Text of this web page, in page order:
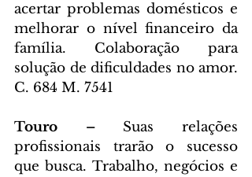
acertar problemas domésticos e
melhorar o nível financeiro da
família. Colaboração para
solução de dificuldades no amor.
C. 684 M. 7541
Touro – Suas relações
profissionais trarão o sucesso
que busca. Trabalho, negócios e